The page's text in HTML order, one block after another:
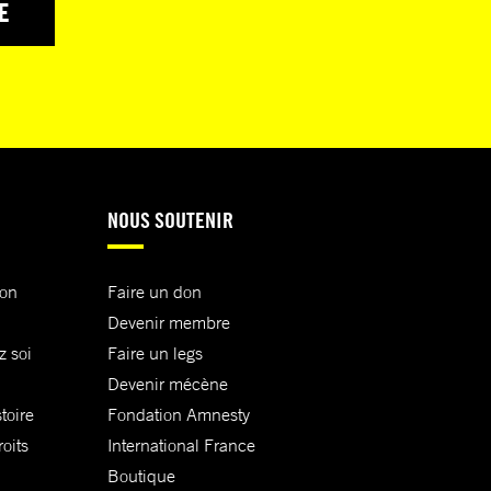
soi
NOUS SOUTENIR
Faire un don
Devenir membre
Faire un legs
Devenir mécène
Fondation Amnesty
International France
Boutique